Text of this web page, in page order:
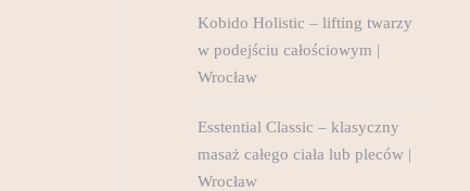
Kobido Holistic – lifting twarzy
w podejściu całościowym |
Wrocław
Esstential Classic – klasyczny
masaż całego ciała lub pleców |
Wrocław